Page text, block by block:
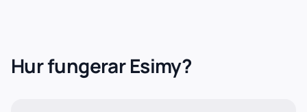
Hur fungerar Esimy?